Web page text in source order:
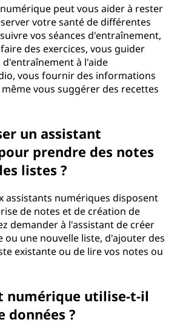
peut vous aider à rester
votre santé de différentes
vos séances d'entraînement,
des exercices, vous guider
d'entraînement à l'aide
vous fournir des informations
vous suggérer des recettes
un assistant
prendre des notes
listes ?
assistants numériques disposent
de notes et de création de
demander à l'assistant de créer
ou une nouvelle liste, d'ajouter des
existante ou de lire vos notes ou
numérique utilise-t-il
données ?